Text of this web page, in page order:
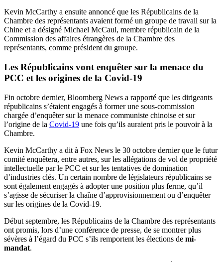
Kevin McCarthy a ensuite annoncé que les Républicains de la
Chambre des représentants avaient formé un groupe de travail sur la
Chine et a désigné Michael McCaul, membre républicain de la
Commission des affaires étrangères de la Chambre des
représentants, comme président du groupe.
Les Républicains vont enquêter sur la menace du
PCC et les origines de la Covid-19
Fin octobre dernier, Bloomberg News a rapporté que les dirigeants
républicains s’étaient engagés à former une sous-commission
chargée d’enquêter sur la menace communiste chinoise et sur
l’origine de la Covid-19 une fois qu’ils auraient pris le pouvoir à la
Chambre.
Kevin McCarthy a dit à Fox News le 30 octobre dernier que le futur
comité enquêtera, entre autres, sur les allégations de vol de propriété
intellectuelle par le PCC et sur les tentatives de domination
d’industries clés. Un certain nombre de législateurs républicains se
sont également engagés à adopter une position plus ferme, qu’il
s’agisse de sécuriser la chaîne d’approvisionnement ou d’enquêter
sur les origines de la Covid-19.
Début septembre, les Républicains de la Chambre des représentants
ont promis, lors d’une conférence de presse, de se montrer plus
sévères à l’égard du PCC s’ils remportent les élections de mi-
mandat.